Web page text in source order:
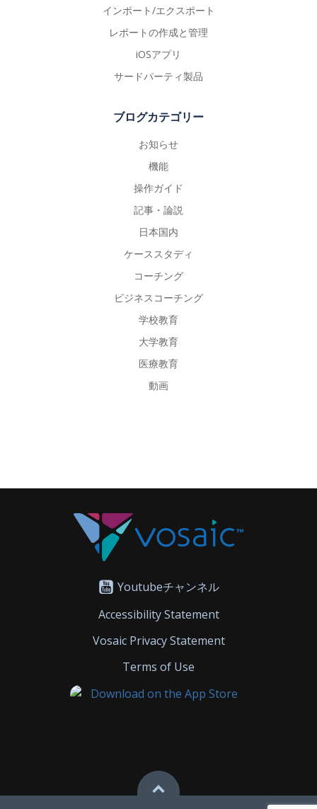
インポート/エクスポート
レポートの作成と管理
iOSアプリ
サードパーティ製品
ブログカテゴリー
お知らせ
機能
操作ガイド
記事・論説
日本国内
ケーススタディ
コーチング
ビジネスコーチング
学校教育
大学教育
医療教育
動画
Youtubeチャンネル
Accessibility Statement
Vosaic Privacy Statement
Terms of Use